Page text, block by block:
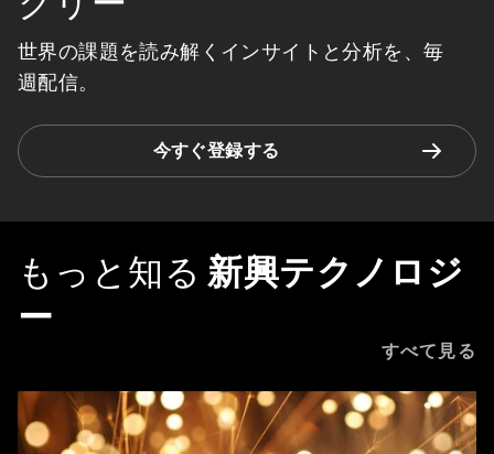
世界の課題を読み解くインサイトと分析を、毎
週配信。
今すぐ登録する
もっと知る 新興テクノロジ
ー
すべて見る